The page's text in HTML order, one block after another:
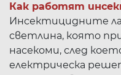
Как работят
Инсектицидните
светлина, която
насекоми, след
електрическа